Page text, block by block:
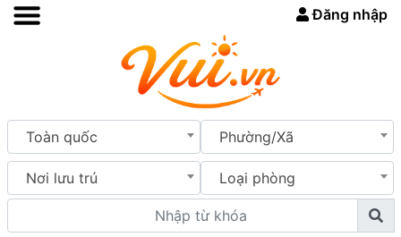
Đăng nhập
Toàn quốc Phường/Xã
Nơi lưu trú Loại phòng